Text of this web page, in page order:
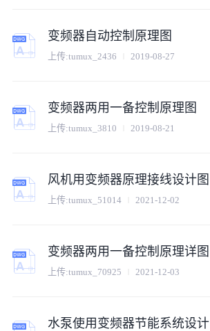
变频器自动控制原理图
上传:tumux_2436 2019-08-27
变频器两用一备控制原理图
上传:tumux_3810 2019-08-21
风机用变频器原理接线设计图
上传:tumux_51014 2021-12-02
变频器两用一备控制原理详图
上传:tumux_70925 2021-12-03
水泵使用变频器节能系统设计